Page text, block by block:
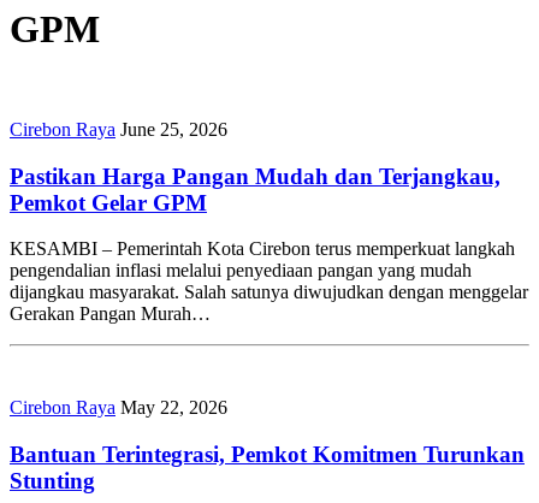
GPM
Cirebon Raya June 25, 2026
Pastikan Harga Pangan Mudah dan Terjangkau,
Pemkot Gelar GPM
KESAMBI – Pemerintah Kota Cirebon terus memperkuat langkah
pengendalian inflasi melalui penyediaan pangan yang mudah
dijangkau masyarakat. Salah satunya diwujudkan dengan menggelar
Gerakan Pangan Murah…
Cirebon Raya May 22, 2026
Bantuan Terintegrasi, Pemkot Komitmen Turunkan
Stunting